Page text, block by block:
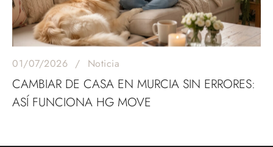
01/07/2026 Noticia
CAMBIAR DE CASA EN MURCIA SIN ERRORES:
ASÍ FUNCIONA HG MOVE